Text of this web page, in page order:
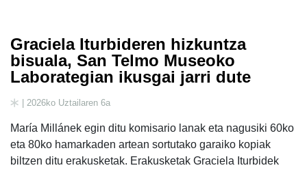
Graciela Iturbideren hizkuntza
bisuala, San Telmo Museoko
Laborategian ikusgai jarri dute
| 2026ko Uztailaren 6a
María Millánek egin ditu komisario lanak eta nagusiki 60ko
eta 80ko hamarkaden artean sortutako garaiko kopiak
biltzen ditu erakusketak. Erakusketak Graciela Iturbidek